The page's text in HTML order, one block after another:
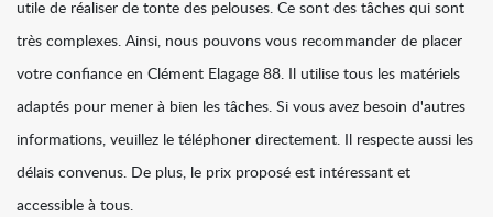
utile de réaliser de tonte des pelouses. Ce sont des tâches qui sont
très complexes. Ainsi, nous pouvons vous recommander de placer
votre confiance en Clément Elagage 88. Il utilise tous les matériels
adaptés pour mener à bien les tâches. Si vous avez besoin d'autres
informations, veuillez le téléphoner directement. Il respecte aussi les
délais convenus. De plus, le prix proposé est intéressant et
accessible à tous.